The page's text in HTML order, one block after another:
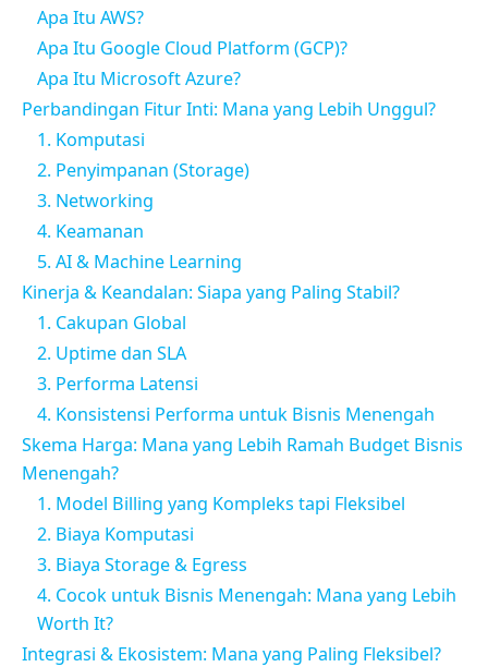
Apa Itu AWS?
Apa Itu Google Cloud Platform (GCP)?
Apa Itu Microsoft Azure?
Perbandingan Fitur Inti: Mana yang Lebih Unggul?
1. Komputasi
2. Penyimpanan (Storage)
3. Networking
4. Keamanan
5. AI & Machine Learning
Kinerja & Keandalan: Siapa yang Paling Stabil?
1. Cakupan Global
2. Uptime dan SLA
3. Performa Latensi
4. Konsistensi Performa untuk Bisnis Menengah
Skema Harga: Mana yang Lebih Ramah Budget Bisnis
Menengah?
1. Model Billing yang Kompleks tapi Fleksibel
2. Biaya Komputasi
3. Biaya Storage & Egress
4. Cocok untuk Bisnis Menengah: Mana yang Lebih
Worth It?
Integrasi & Ekosistem: Mana yang Paling Fleksibel?